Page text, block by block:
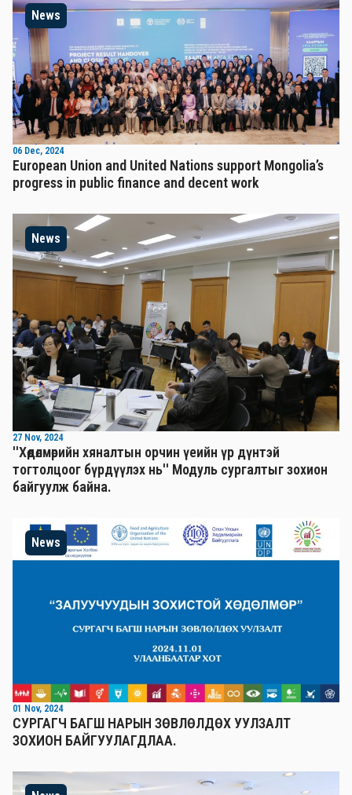
News
06 Dec, 2024
European Union and United Nations support Mongolia’s
progress in public finance and decent work
News
27 Nov, 2024
''Хөдөлмөрийн хяналтын орчин үеийн үр дүнтэй
тогтолцоог бүрдүүлэх нь'' Mодуль сургалтыг зохион
байгуулж байна.
News
01 Nov, 2024
СУРГАГЧ БАГШ НАРЫН ЗӨВЛӨЛДӨХ УУЛЗАЛТ
ЗОХИОН БАЙГУУЛАГДЛАА.